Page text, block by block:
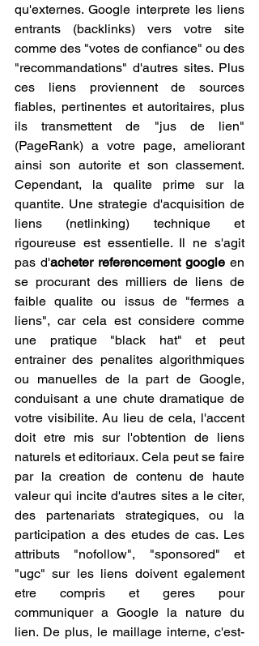
qu'externes. Google interprete les liens
entrants (backlinks) vers votre site
comme des "votes de confiance" ou des
"recommandations" d'autres sites. Plus
ces liens proviennent de sources
fiables, pertinentes et autoritaires, plus
ils transmettent de "jus de lien"
(PageRank) a votre page, ameliorant
ainsi son autorite et son classement.
Cependant, la qualite prime sur la
quantite. Une strategie d'acquisition de
liens (netlinking) technique et
rigoureuse est essentielle. Il ne s'agit
pas d'acheter referencement google en
se procurant des milliers de liens de
faible qualite ou issus de "fermes a
liens", car cela est considere comme
une pratique "black hat" et peut
entrainer des penalites algorithmiques
ou manuelles de la part de Google,
conduisant a une chute dramatique de
votre visibilite. Au lieu de cela, l'accent
doit etre mis sur l'obtention de liens
naturels et editoriaux. Cela peut se faire
par la creation de contenu de haute
valeur qui incite d'autres sites a le citer,
des partenariats strategiques, ou la
participation a des etudes de cas. Les
attributs "nofollow", "sponsored" et
"ugc" sur les liens doivent egalement
etre compris et geres pour
communiquer a Google la nature du
lien. De plus, le maillage interne, c'est-